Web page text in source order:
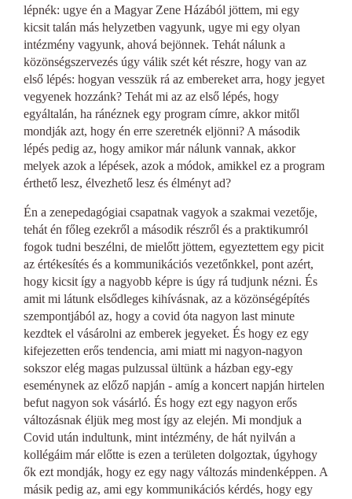
lépnék: ugye én a Magyar Zene Házából jöttem, mi egy
kicsit talán más helyzetben vagyunk, ugye mi egy olyan
intézmény vagyunk, ahová bejönnek. Tehát nálunk a
közönségszervezés úgy válik szét két részre, hogy van az
első lépés: hogyan vesszük rá az embereket arra, hogy jegyet
vegyenek hozzánk? Tehát mi az az első lépés, hogy
egyáltalán, ha ránéznek egy program címre, akkor mitől
mondják azt, hogy én erre szeretnék eljönni? A második
lépés pedig az, hogy amikor már nálunk vannak, akkor
melyek azok a lépések, azok a módok, amikkel ez a program
érthető lesz, élvezhető lesz és élményt ad?
Én a zenepedagógiai csapatnak vagyok a szakmai vezetője,
tehát én főleg ezekről a második részről és a praktikumról
fogok tudni beszélni, de mielőtt jöttem, egyeztettem egy picit
az értékesítés és a kommunikációs vezetőnkkel, pont azért,
hogy kicsit így a nagyobb képre is úgy rá tudjunk nézni. És
amit mi látunk elsődleges kihívásnak, az a közönségépítés
szempontjából az, hogy a covid óta nagyon last minute
kezdtek el vásárolni az emberek jegyeket. És hogy ez egy
kifejezetten erős tendencia, ami miatt mi nagyon-nagyon
sokszor elég magas pulzussal ültünk a házban egy-egy
eseménynek az előző napján - amíg a koncert napján hirtelen
befut nagyon sok vásárló. És hogy ezt egy nagyon erős
változásnak éljük meg most így az elején. Mi mondjuk a
Covid után indultunk, mint intézmény, de hát nyilván a
kollégáim már előtte is ezen a területen dolgoztak, úgyhogy
ők ezt mondják, hogy ez egy nagy változás mindenképpen. A
másik pedig az, ami egy kommunikációs kérdés, hogy egy